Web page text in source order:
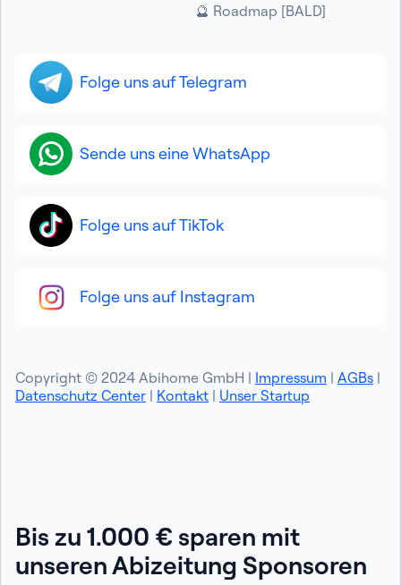
🔮 Roadmap [BALD]
Folge uns auf Telegram
Sende uns eine WhatsApp
Folge uns auf TikTok
Folge uns auf Instagram
Copyright © 2024 Abihome GmbH | Impressum | AGBs |
Datenschutz Center | Kontakt | Unser Startup
Bis zu 1.000 € sparen mit
unseren Abizeitung Sponsoren